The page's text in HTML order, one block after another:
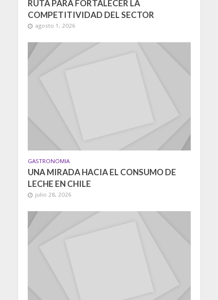
RUTA PARA FORTALECER LA
COMPETITIVIDAD DEL SECTOR
agosto 1, 2026
GASTRONOMIA
UNA MIRADA HACIA EL CONSUMO DE
LECHE EN CHILE
julio 28, 2026